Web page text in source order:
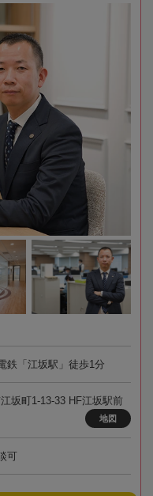
鉄「江坂駅」徒歩1分
坂町1-13-33 HF江坂駅前
地図
可